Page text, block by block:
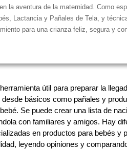
la aventura de la maternidad. Como
Lactancia y Pañales de Tela, y
para una crianza feliz, segura y
útil para preparar la
básicos como pañales y
Se puede crear una lista de
con familiares y amigos. Hay
en productos para bebés y
leyendo opiniones y